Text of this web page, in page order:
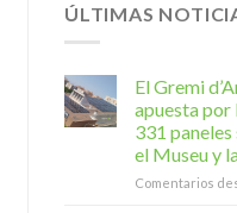
ÚLTIMAS
El Gremi
apuesta por
331 paneles
el Museu y
Comentarios